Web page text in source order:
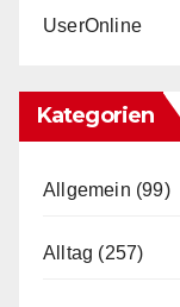
UserOnline
Kategorien
Allgemein (99)
Alltag (257)